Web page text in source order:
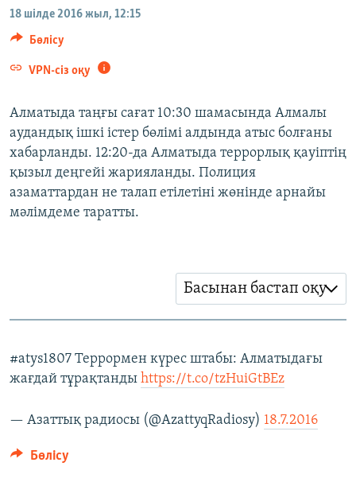
ЖАЗЫЛЫҢЫЗ
18 шілде 2016 жыл, 12:15
Бөлісу
VPN-сіз оқу
Алматыда таңғы сағат 10:30 шамасында Алмалы
аудандық ішкі істер бөлімі алдында атыс болғаны
хабарланды. 12:20-да Алматыда террорлық қауіптің
қызыл деңгейі жарияланды. Полиция
азаматтардан не талап етілетіні жөнінде арнайы
мәлімдеме таратты.
Басынан бастап оқу
#atys1807 Террормен күрес штабы: Алматыдағы
жағдай тұрақтанды https://t.co/tzHuiGtBEz
— Азаттық радиосы (@AzattyqRadiosy) 18.7.2016
Бөлісу